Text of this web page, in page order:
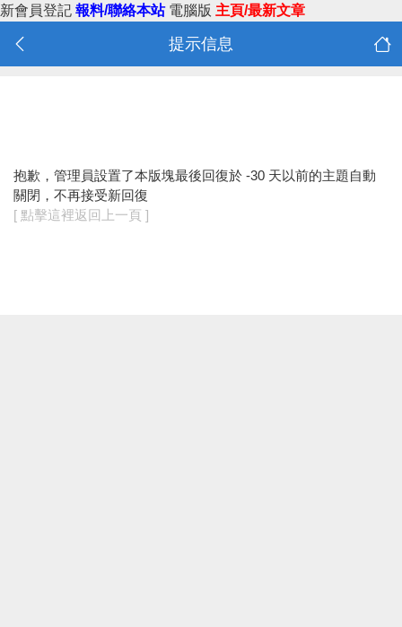
新會員登記 報料/聯絡本站 電腦版 主頁/最新文章
提示信息
抱歉，管理員設置了本版塊最後回復於 -30 天以前的主題自動
關閉，不再接受新回復
[ 點擊這裡返回上一頁 ]